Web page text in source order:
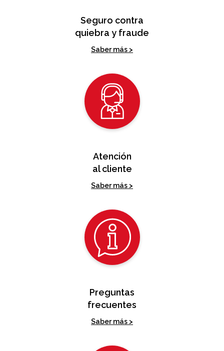
Seguro contra
quiebra y fraude
Saber más >
Atención
al cliente
Saber más >
Preguntas
frecuentes
Saber más >